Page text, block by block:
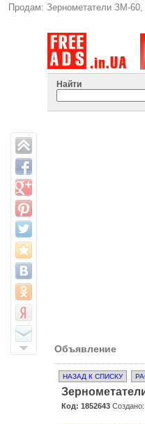
Продам: Зернометатели ЗМ-
Найти
Объявление
НАЗАД К СПИСКУ
Код: 1852643Создано: